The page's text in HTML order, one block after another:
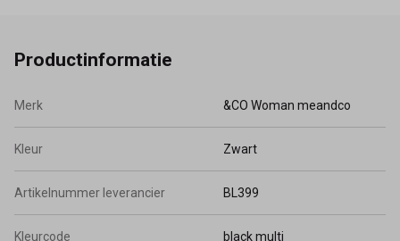
Productinformatie
Merk &CO Woman meandco
Kleur Zwart
Artikelnummer leverancier BL399
Kleurcode black multi